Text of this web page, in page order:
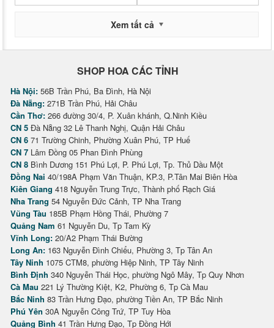
Xem tất cả
SHOP HOA CÁC TỈNH
Hà Nội: 56B Trần Phú, Ba Đình, Hà Nội
Đà Nẵng: 271B Trần Phú, Hải Châu
Cần Thơ: 266 đường 30/4, P. Xuân khánh, Q.Ninh Kiều
CN 5 Đà Nẵng 32 Lê Thanh Nghị, Quận Hải Châu
CN 6 71 Trường Chinh, Phường Xuân Phú, TP Huế
CN 7 Lâm Đồng 05 Phan Đình Phùng
CN 8 Bình Dương 151 Phú Lợi, P. Phú Lợi, Tp. Thủ Dầu Một
Đồng Nai 40/198A Phạm Văn Thuận, KP.3, P.Tân Mai Biên Hòa
Kiên Giang 418 Nguyễn Trung Trực, Thành phố Rạch Giá
Nha Trang 54 Nguyễn Đức Cảnh, TP Nha Trang
Vũng Tàu 185B Phạm Hồng Thái, Phường 7
Quảng Nam 61 Nguyễn Du, Tp Tam Kỳ
Vĩnh Long: 20/A2 Phạm Thái Bường
Long An: 163 Nguyễn Đình Chiểu, Phường 3, Tp Tân An
Tây Ninh 1075 CTM8, phường Hiệp Ninh, TP Tây Ninh
Bình Định 340 Nguyễn Thái Học, phường Ngô Mây, Tp Quy Nhơn
Cà Mau 221 Lý Thường Kiệt, K2, Phường 6, Tp Cà Mau
Bắc Ninh 83 Trần Hưng Đạo, phường Tiền An, TP Bắc Ninh
Phú Yên 30A Nguyễn Công Trứ, TP Tuy Hòa
Quảng Bình 41 Trần Hưng Đạo, Tp Đồng Hới